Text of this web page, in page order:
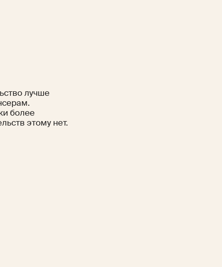
лучше
более
этому нет.